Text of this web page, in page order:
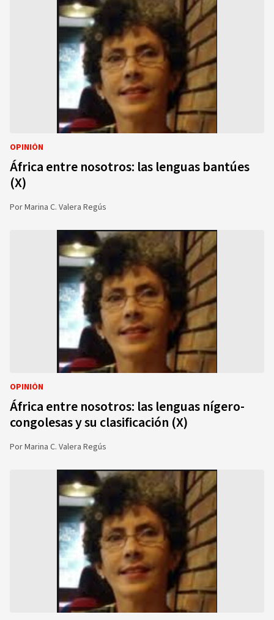
OPINIÓN
África entre nosotros: las lenguas bantúes
(X)
PorMarina C. Valera Regús
OPINIÓN
África entre nosotros: las lenguas nígero-
congolesas y su clasificación (X)
PorMarina C. Valera Regús